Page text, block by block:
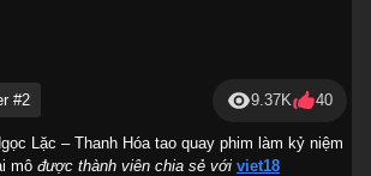
#2 9.37K 40
Lặc – Thanh Hóa tao quay phim làm kỷ niệm
mô được thành viên chia sẻ với viet18